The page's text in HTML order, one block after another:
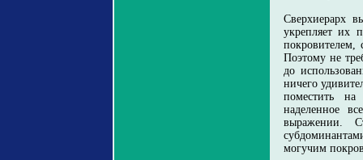
Сверхиерарх
укрепляет их
Поэтому не
до
ничего
поместить на
наделенное
выражении.
могучим